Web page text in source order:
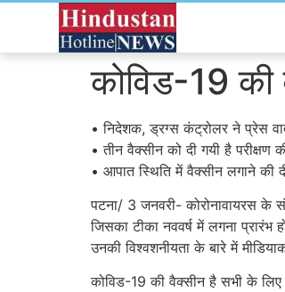
कोविड-19 की
• निदेशक, ड्रग्स कंट्रोलर ने प्रेस
• तीन वैक्सीन को दी गयी है परीक्षण
• आपात स्थिति में वैक्सीन लगाने की
पटना/ 3 जनवरी- कोरोनावायरस के
जिसका टीका नववर्ष में लगना
उनकी विश्वशनीयता के बारे में
कोविड-19 की वैक्सीन है सभी के लिए